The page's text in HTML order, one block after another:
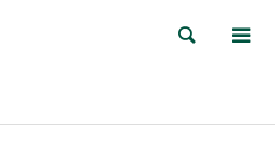
検索